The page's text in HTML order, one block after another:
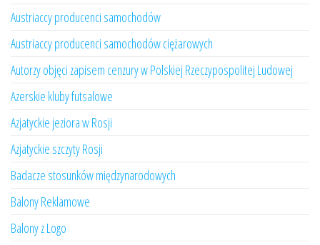
Austriaccy producenci samochodów
Austriaccy producenci samochodów ciężarowych
Autorzy objęci zapisem cenzury w Polskiej Rzeczypospolitej Ludowej
Azerskie kluby futsalowe
Azjatyckie jeziora w Rosji
Azjatyckie szczyty Rosji
Badacze stosunków międzynarodowych
Balony Reklamowe
Balony z Logo